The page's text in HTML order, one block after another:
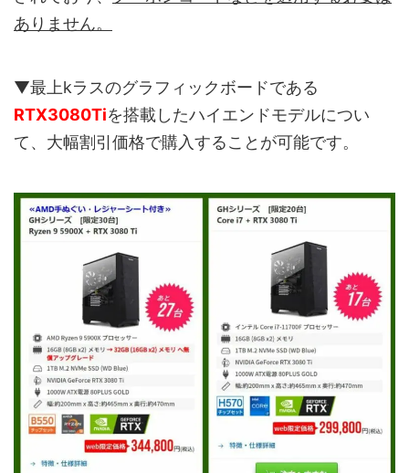
ありません。
▼最上kラスのグラフィックボードである
RTX3080Tiを搭載したハイエンドモデルについ
て、大幅割引価格で購入することが可能です。